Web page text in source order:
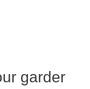
garder